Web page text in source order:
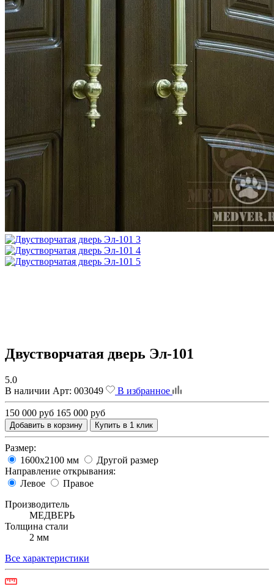
Двустворчатая дверь Эл-101
5.0
В наличии Арт: 003049 В избранное
150 000 руб 165 000 руб
Добавить в корзину Купить в 1 клик
Размер:
1600х2100 мм
Другой размер
Направление открывания:
Левое
Правое
Производитель
МЕДВЕРЬ
Толщина стали
2 мм
Все характеристики